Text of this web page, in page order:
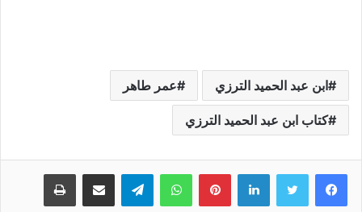
ابن عبد الحميد الترزي عمر طاهر
كتاب ابن عبد الحميد الترزي
لينكدإن بينتيريستواتساب تيلقرام مشاركة عبر البريد طباعة